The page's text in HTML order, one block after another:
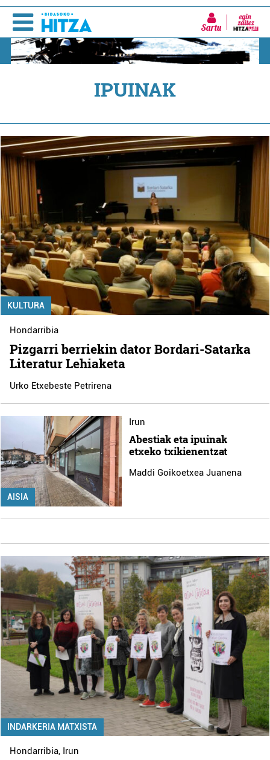
Sartu
IPUINAK
KULTURA
Hondarribia
Pizgarri berriekin dator Bordari-Satarka
Literatur Lehiaketa
Urko Etxebeste Petrirena
AISIA
Irun
Abestiak eta ipuinak
etxeko txikienentzat
Maddi Goikoetxea Juanena
INDARKERIA MATXISTA
Hondarribia, Irun